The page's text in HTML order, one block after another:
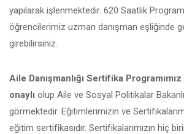
yapılarak işlenmektedir. 620 Saatlik
öğrencilerimiz uzman danışman eşliğinde
girebilirsiniz.
Aile Danışmanlığı Sertifika
onaylı olup Aile ve Sosyal Politikalar
görmektedir. Eğitimlerimizin ve
eğitim sertifikasıdır. Sertifikalarımızın hiç